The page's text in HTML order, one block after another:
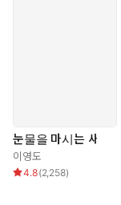
눈물을 마시는 새
이영도
4.8(2,258)